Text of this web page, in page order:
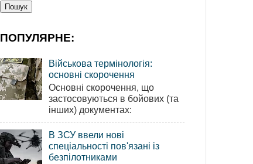
ПОПУЛЯРНЕ:
Військова термінологія:
основні скорочення
Основні скорочення, що
застосовуються в бойових (та
інших) документах:
В ЗСУ ввели нові
спеціальності пов'язані із
безпілотниками